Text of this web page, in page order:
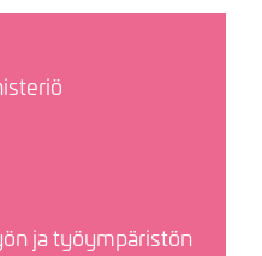
ja työympäristön